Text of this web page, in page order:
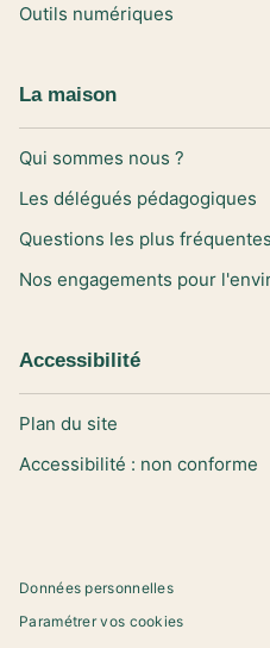
Outils numériques
La maison
Qui sommes nous ?
Les délégués pédagogiques
Questions les plus fréquentes
Nos engagements pour
Accessibilité
Plan du site
Accessibilité : non conforme
Données personnelles
Paramétrer vos cookies